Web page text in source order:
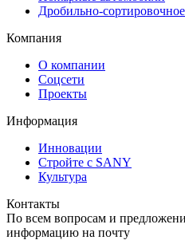
Дробильно-
Компания
О компании
Соцсети
Проекты
Информация
Инновации
Стройте с SANY
Культура
Контакты
По всем вопросам и
информацию на почту